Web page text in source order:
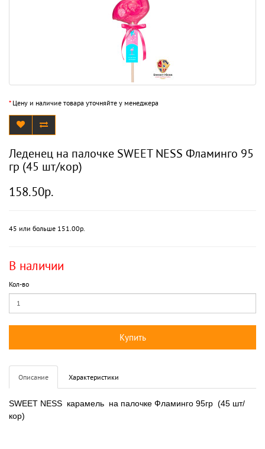
*Цену и наличие товара уточняйте у менеджера
Леденец на палочке SWEET NESS Фламинго 95
гр (45 шт/кор)
158.50р.
45 или больше 151.00р.
В наличии
Кол-во
Купить
Описание Характеристики
SWEET NESS карамель на палочке Фламинго 95гр (45 шт/
кор)